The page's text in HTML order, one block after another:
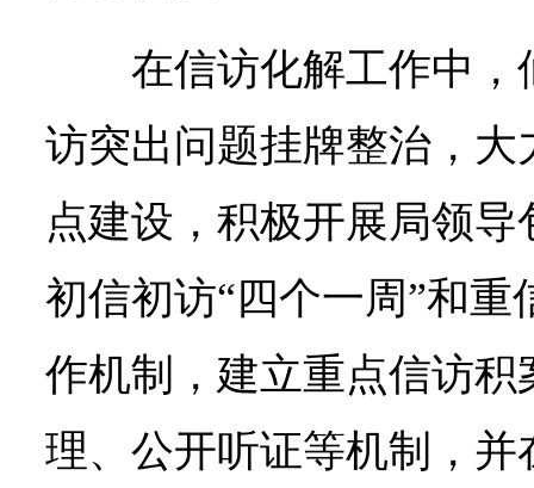
在信访化解工作中
访突出问题挂牌整治，
点建设，积极开展局领
初信初访“四个一周”和重
作机制，建立重点信访
理、公开听证等机制，